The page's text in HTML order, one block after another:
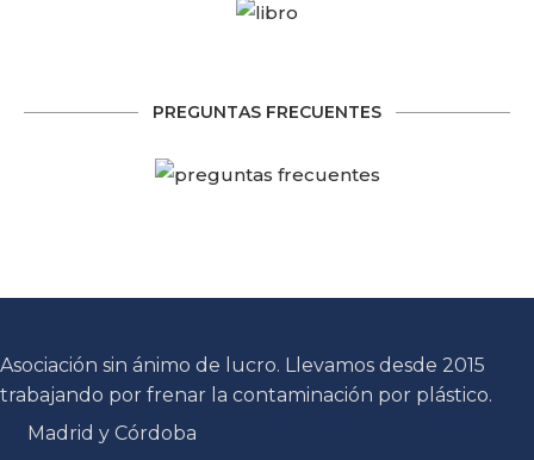
PREGUNTAS FRECUENTES
Asociación sin ánimo de lucro. Llevamos desde 2015
trabajando por frenar la contaminación por plástico.
Madrid y Córdoba